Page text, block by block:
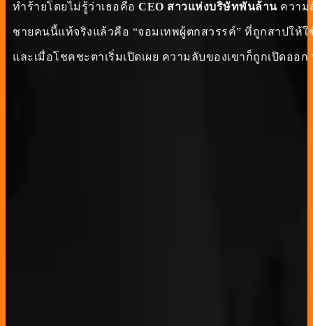
ทำร้ายโดยไม่รู้ว่าเธอคือ CEO สาวแห่งบริษัทพันล้านความ
ชายคนนี้แท้จริงแล้วคือ “จอมเทพผู้ตกสวรรค์” ที่ถูกสาปให้
และเมื่อโชคชะตาเริ่มเปิดเผย ความลับของเขาก็ถูกเปิดอ